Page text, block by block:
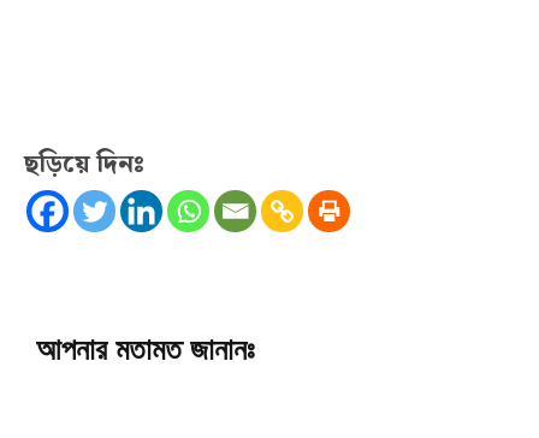
ছড়িয়ে দিনঃ
আপনার মতামত জানানঃ